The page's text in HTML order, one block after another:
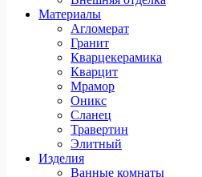
Материалы
Агломерат
Гранит
Кварцекерамика
Кварцит
Мрамор
Оникс
Сланец
Травертин
Элитный
Изделия
Ванные комнаты